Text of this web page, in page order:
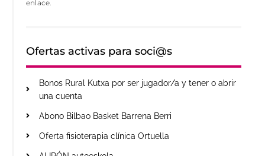
enlace.
Ofertas activas para soci@s
Bonos Rural Kutxa por ser jugador/a y tener o abrir
una cuenta
Abono Bilbao Basket Barrena Berri
Oferta fisioterapia clínica Ortuella